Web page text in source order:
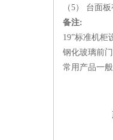
（5） 台面
备注:
19”标准机柜
钢化玻璃前
常用产品一